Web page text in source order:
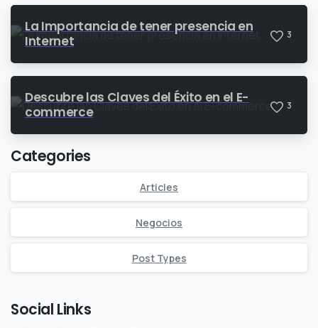
La Importancia de tener presencia en
Internet
3
Descubre las Claves del Éxito en el E-
commerce
3
Categories
Articles
Negocios
Post Types
Social Links